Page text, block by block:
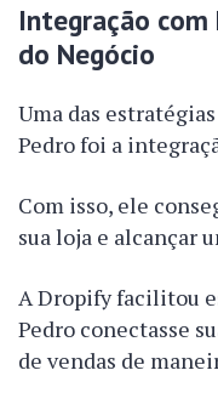
Integração com
do Negócio
Uma das
Pedro foi a
Com isso, ele
sua loja e alcançar
A Dropify facilitou
Pedro conectasse
de vendas de